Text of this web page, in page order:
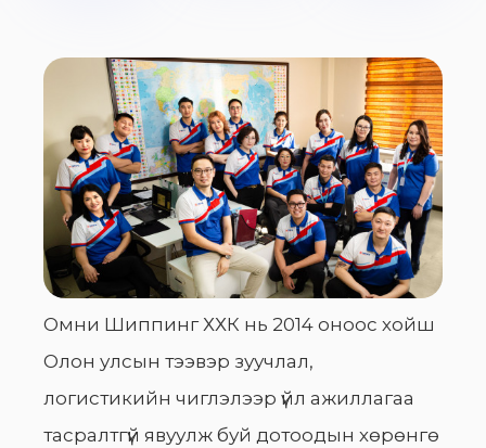
Омни Шиппинг ХХК нь 2014 оноос хойш
Олон улсын тээвэр зуучлал,
логистикийн чиглэлээр үйл ажиллагаа
тасралтгүй явуулж буй дотоодын хөрөнгө